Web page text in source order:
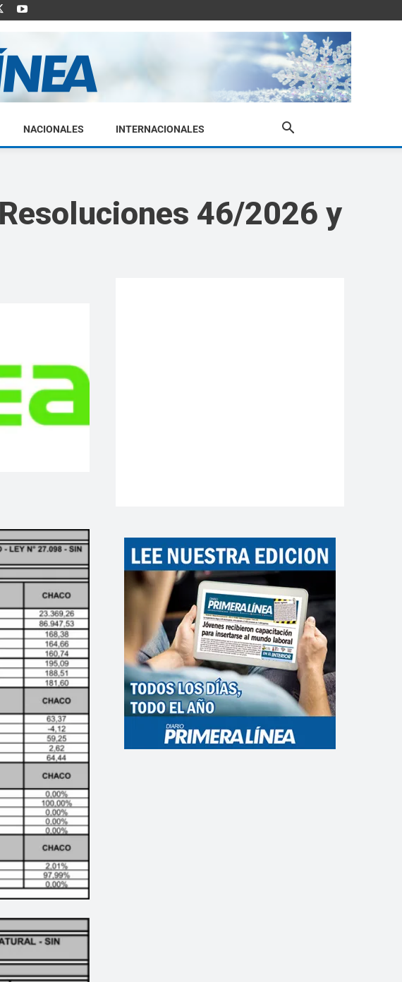
NACIONALES INTERNACIONALES
46/2026 y